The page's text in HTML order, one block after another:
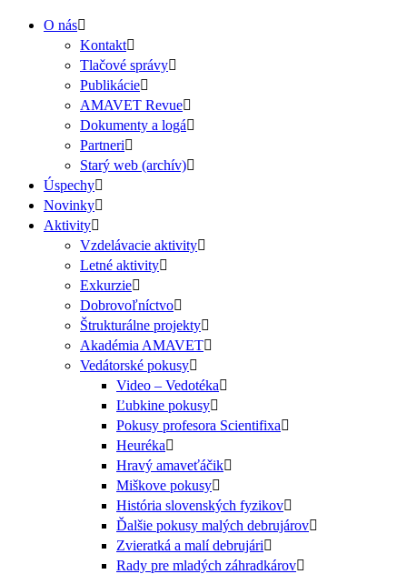
O nás
Kontakt
Tlačové správy
Publikácie
AMAVET Revue
Dokumenty a logá
Partneri
Starý web (archív)
Úspechy
Novinky
Aktivity
Vzdelávacie aktivity
Letné aktivity
Exkurzie
Dobrovoľníctvo
Štrukturálne projekty
Akadémia AMAVET
Vedátorské pokusy
Video – Vedotéka
Ľubkine pokusy
Pokusy profesora Scientifixa
Heuréka
Hravý amaveťáčik
Miškove pokusy
História slovenských fyzikov
Ďalšie pokusy malých debrujárov
Zvieratká a malí debrujári
Rady pre mladých záhradkárov